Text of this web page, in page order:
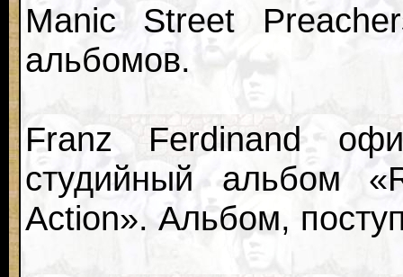
Manic Street
альбомов.
Franz Ferdinand
студийный альбом
Action». Альбом,